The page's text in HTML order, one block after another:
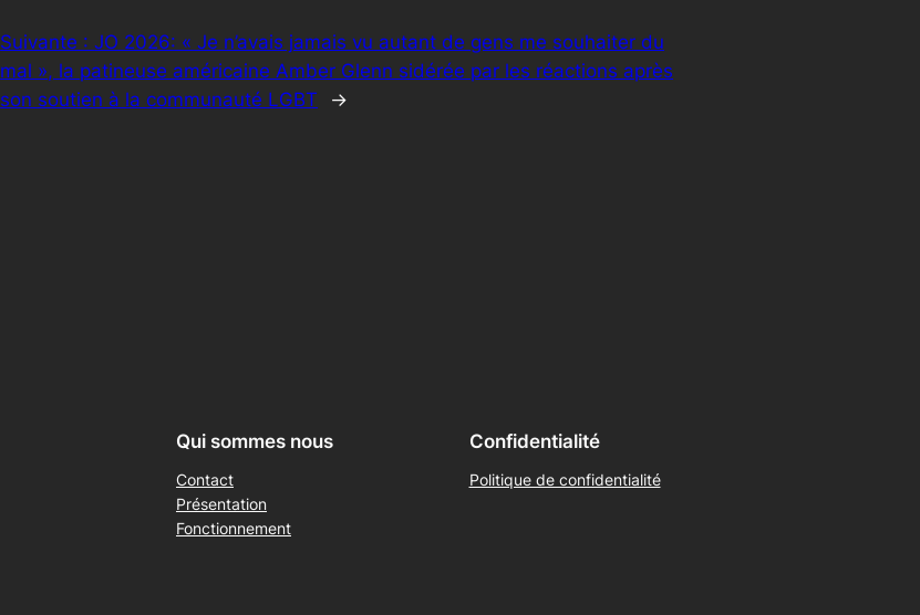
Suivante :JO 2026: « Je n’avais jamais vu autant de gens me souhaiter du
mal », la patineuse américaine Amber Glenn sidérée par les réactions après
son soutien à la communauté LGBT
→
Qui sommes nous
Contact
Présentation
Fonctionnement
Confidentialité
Politique de confidentialité